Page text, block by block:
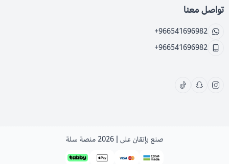
تواصل معنا
+966541696982
+966541696982
صنع بإتقان على | 2026 منصة سلة